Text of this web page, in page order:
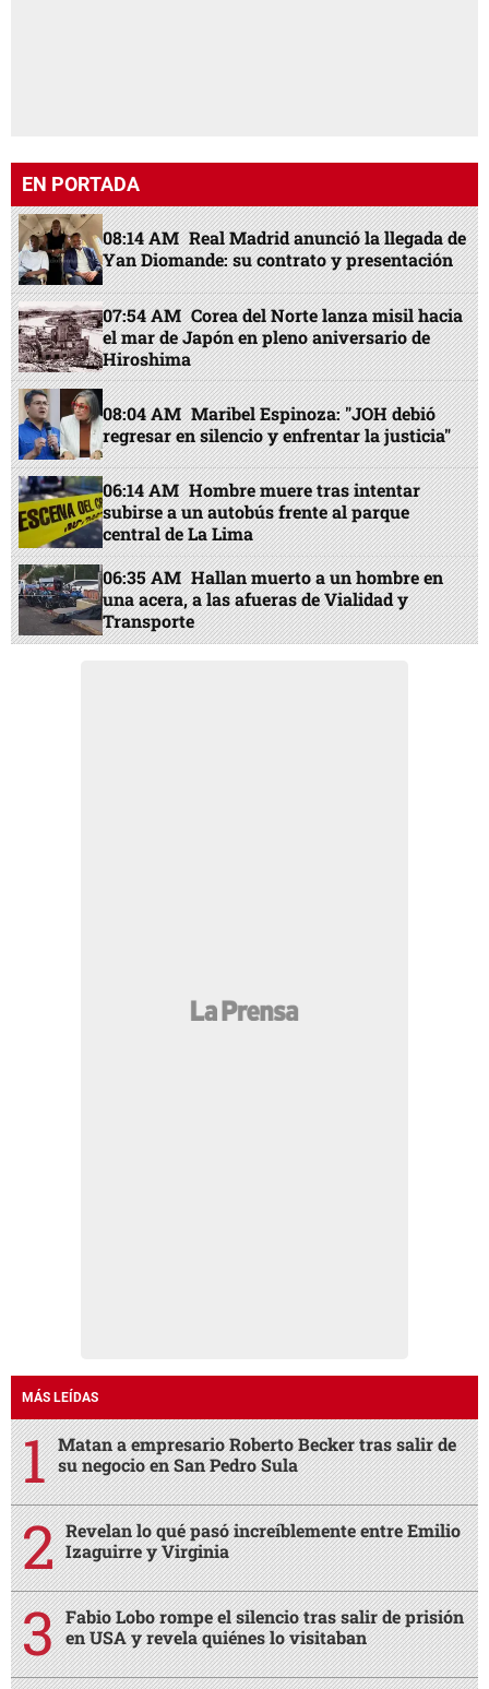
EN PORTADA
08:14 AM Real Madrid anunció la llegada de
Yan Diomande: su contrato y presentación
07:54 AM Corea del Norte lanza misil hacia
el mar de Japón en pleno aniversario de
Hiroshima
08:04 AM Maribel Espinoza: "JOH debió
regresar en silencio y enfrentar la justicia"
06:14 AM Hombre muere tras intentar
subirse a un autobús frente al parque
central de La Lima
06:35 AM Hallan muerto a un hombre en
una acera, a las afueras de Vialidad y
Transporte
MÁS LEÍDAS
Matan a empresario Roberto Becker tras salir de
su negocio en San Pedro Sula
Revelan lo qué pasó increíblemente entre Emilio
Izaguirre y Virginia
Fabio Lobo rompe el silencio tras salir de prisión
en USA y revela quiénes lo visitaban